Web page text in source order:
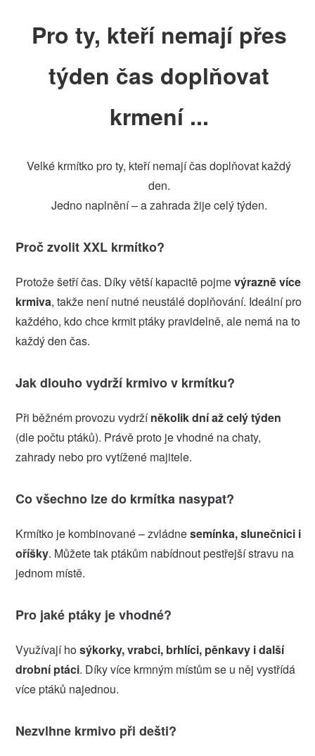
Pro ty, kteří nemají přes
týden čas doplňovat
krmení ...
Velké krmítko pro ty, kteří nemají čas doplňovat každý
den.
Jedno naplnění – a zahrada žije celý týden.
Proč zvolit XXL krmítko?
Protože šetří čas. Díky větší kapacitě pojmevýrazně více
krmiva, takže není nutné neustálé doplňování. Ideální pro
každého, kdo chce krmit ptáky pravidelně, ale nemá na to
každý den čas.
Jak dlouho vydrží krmivo v krmítku?
Při běžném provozu vydržíněkolik dní až celý týden
(dle počtu ptáků). Právě proto je vhodné na chaty,
zahrady nebo pro vytížené majitele.
Co všechno lze do krmítka nasypat?
Krmítko je kombinované – zvládnesemínka, slunečnici i
oříšky. Můžete tak ptákům nabídnout pestřejší stravu na
jednom místě.
Pro jaké ptáky je vhodné?
Využívají hosýkorky, vrabci, brhlíci, pěnkavy i další
drobní ptáci. Díky více krmným místům se u něj vystřídá
více ptáků najednou.
Nezvlhne krmivo při dešti?